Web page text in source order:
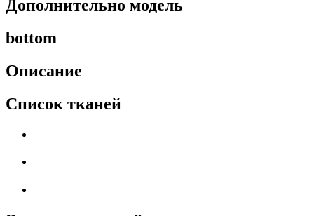
Дополнительно модель
bottom
Описание
Список тканей